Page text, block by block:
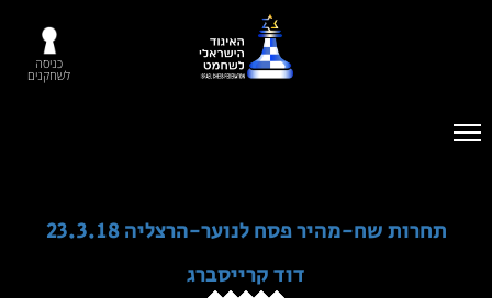
כניסה
לשחקנים
תחרות שח-מהיר פסח לנוער-הרצליה 23.3.18
דוד קרייסברג